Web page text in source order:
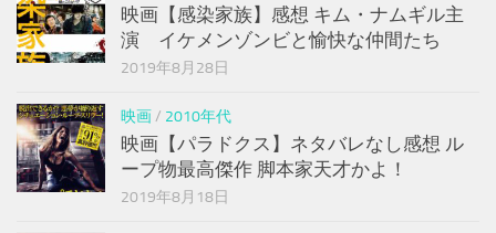
映画【感染家族】感想 キム・ナムギル主
演 イケメンゾンビと愉快な仲間たち
2019年8月28日
映画/ 2010年代
映画【パラドクス】ネタバレなし感想 ル
ープ物最高傑作 脚本家天才かよ！
2019年8月18日